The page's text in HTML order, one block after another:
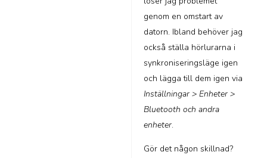
genom en omstart av
datorn. Ibland behöver jag
också ställa hörlurarna i
synkroniseringsläge igen
och lägga till dem igen via
Inställningar > Enheter >
Bluetooth och andra
enheter.
Gör det någon skillnad?